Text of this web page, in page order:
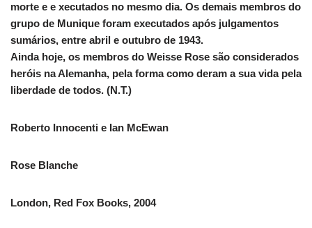
morte e e xecutados no mesmo dia. Os demais membros do
grupo de Munique foram executados após julgamentos
sumários, entre abril e outubro de 1943.
Ainda hoje, os membros do Weisse Rose são considerados
heróis na Alemanha, pela forma como deram a sua vida pela
liberdade de todos. (N.T.)
Roberto Innocenti e Ian McEwan
Rose Blanche
London, Red Fox Books, 2004